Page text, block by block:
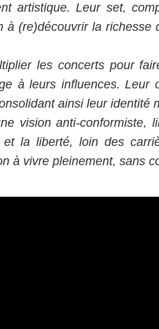
artistique. Leur set,
à (re)découvrir la
les concerts pour
à leurs influences.
ainsi leur identité
vision anti-conformiste,
et la liberté, loin des
à vivre pleinement, sans